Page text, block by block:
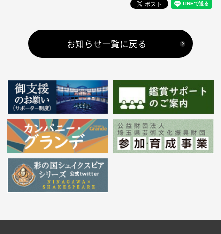
お知らせ一覧に戻る